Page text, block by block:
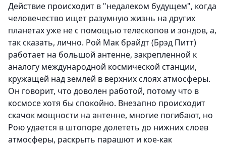
Действие происходит в "недалеком будущем", когда
человечество ищет разумную жизнь на других
планетах уже не с помощью телескопов и зондов, а,
так сказать, лично. Рой Мак брайдт (Брэд Питт)
работает на большой антенне, закрепленной к
аналогу международной космической станции,
кружащей над землей в верхних слоях атмосферы.
Он говорит, что доволен работой, потому что в
космосе хотя бы спокойно. Внезапно происходит
скачок мощности на антенне, многие погибают, но
Рою удается в штопоре долететь до нижних слоев
атмосферы, раскрыть парашют и кое-как